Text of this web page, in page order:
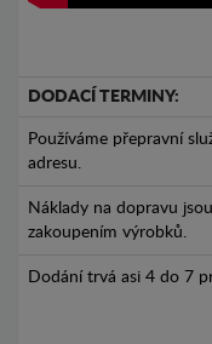
DODACÍ TERMINY:
Používáme přepravní
adresu.
Náklady na dopravu
zakoupením výrobků.
Dodání trvá asi 4 do 7